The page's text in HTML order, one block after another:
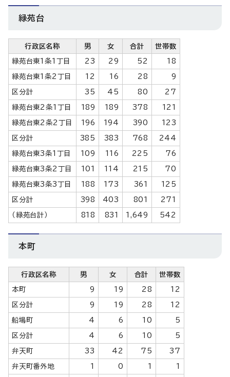
緑苑台
行政区名称 男 女 合計 世帯数
緑苑台東1条1丁目 23 29 52 18
緑苑台東1条2丁目 12 16 28 9
区分計 35 45 80 27
緑苑台東2条1丁目 189 189 378 121
緑苑台東2条2丁目 196 194 390 123
区分計 385 383 768 244
緑苑台東3条1丁目 109 116 225 76
緑苑台東3条2丁目 101 114 215 70
緑苑台東3条3丁目 188 173 361 125
区分計 398 403 801 271
（緑苑台計） 818 831 1,649 542
本町
行政区名称 男 女 合計 世帯数
本町 9 19 28 12
区分計 9 19 28 12
船場町 4 6 10 5
区分計 4 6 10 5
弁天町 33 42 75 37
弁天町番外地 1 0 1 1